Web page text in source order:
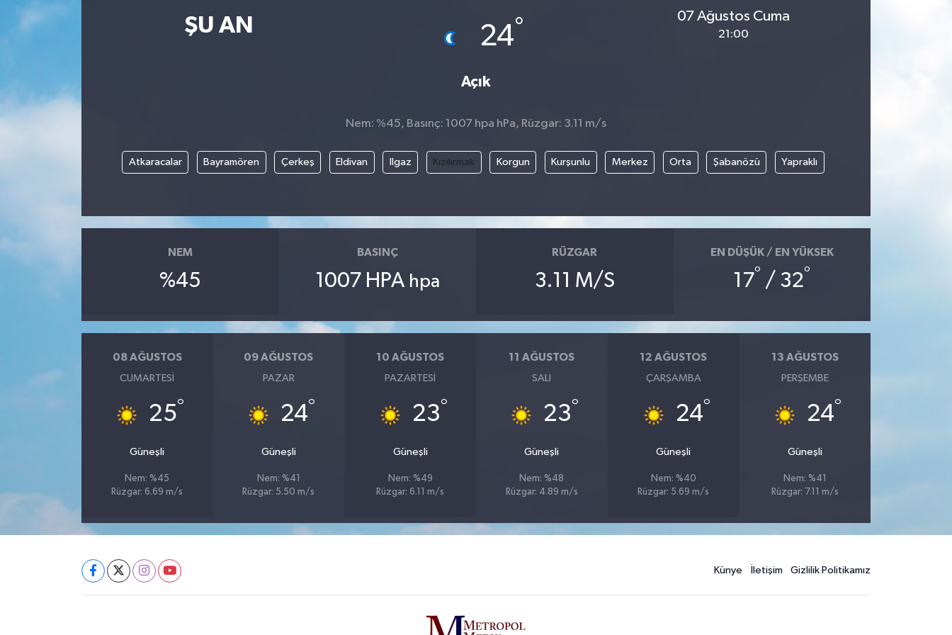
ŞU AN 24°
Açık
07 Ağustos Cuma
21:00
Nem: %45, Basınç: 1007 hpa hPa, Rüzgar: 3.11 m/s
Atkaracalar Bayramören Çerkeş Eldivan Ilgaz Kızılırmak Korgun Kurşunlu Merkez Orta Şabanözü Yapraklı
NEM
%45
BASINÇ
1007 HPA hpa
RÜZGAR
3.11 M/S
EN DÜŞÜK / EN YÜKSEK
17° / 32°
08 AĞUSTOS
CUMARTESI
25°
Güneşli
Nem: %45
Rüzgar: 6.69 m/s
09 AĞUSTOS
PAZAR
24°
Güneşli
Nem: %41
Rüzgar: 5.50 m/s
10 AĞUSTOS
PAZARTESI
23°
Güneşli
Nem: %49
Rüzgar: 6.11 m/s
11 AĞUSTOS
SALI
23°
Güneşli
Nem: %48
Rüzgar: 4.89 m/s
12 AĞUSTOS
ÇARŞAMBA
24°
Güneşli
Nem: %40
Rüzgar: 5.69 m/s
13 AĞUSTOS
PERŞEMBE
24°
Güneşli
Nem: %41
Rüzgar: 7.11 m/s
Künye İletişim Gizlilik Politikamız
Resmi İlanlar